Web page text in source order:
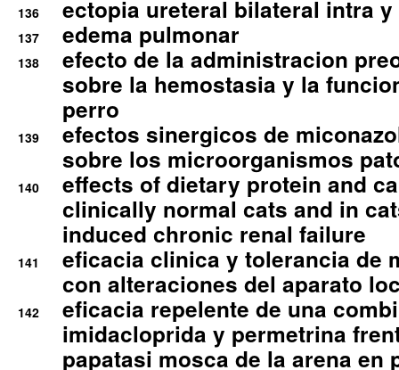
136 ectopia ureteral bilateral intra
137 edema pulmonar
138
efecto de la administracion
sobre la hemostasia y la
perro
139
efectos sinergicos de
sobre los microorganismos
140
effects of dietary protein and
clinically normal cats and in
induced chronic renal failure
141
eficacia clinica y tolerancia de
con alteraciones del aparato
142
eficacia repelente de una
imidacloprida y permetrina
papatasi mosca de la arena en